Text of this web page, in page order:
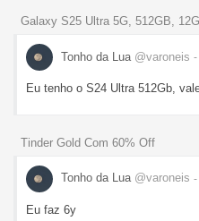
Galaxy S25 Ultra 5G, 512GB,
Tonho da Lua @varoneis -
Eu tenho o S24 Ultra 512Gb,
Tinder Gold Com 60% Off
Tonho da Lua @varoneis -
Eu faz 6y